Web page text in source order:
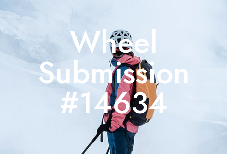
Wheel
Submission
#14634